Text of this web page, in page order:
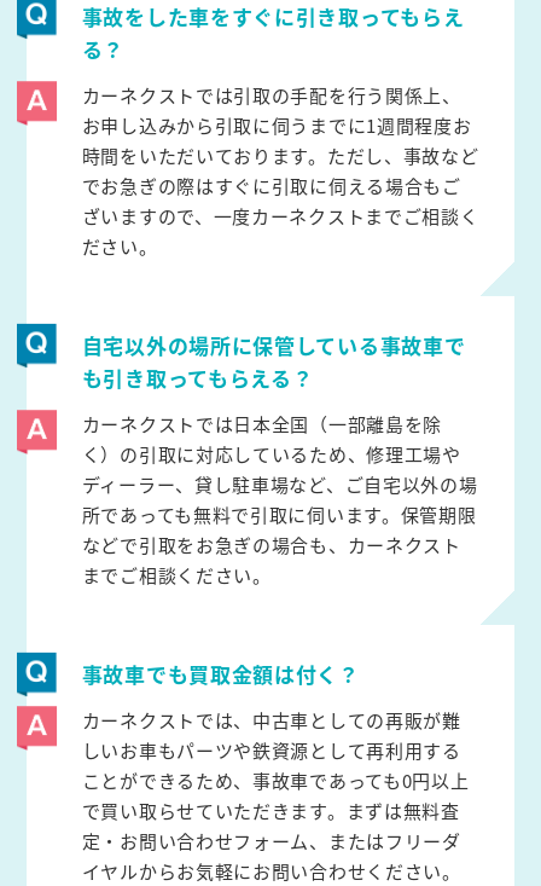
事故をした車をすぐに引き取ってもらえ
る？
カーネクストでは引取の手配を行う関係上、
お申し込みから引取に伺うまでに1週間程度お
時間をいただいております。ただし、事故など
でお急ぎの際はすぐに引取に伺える場合もご
ざいますので、一度カーネクストまでご相談く
ださい。
自宅以外の場所に保管している事故車で
も引き取ってもらえる？
カーネクストでは日本全国（一部離島を除
く）の引取に対応しているため、修理工場や
ディーラー、貸し駐車場など、ご自宅以外の場
所であっても無料で引取に伺います。保管期限
などで引取をお急ぎの場合も、カーネクスト
までご相談ください。
事故車でも買取金額は付く？
カーネクストでは、中古車としての再販が難
しいお車もパーツや鉄資源として再利用する
ことができるため、事故車であっても0円以上
で買い取らせていただきます。まずは無料査
定・お問い合わせフォーム、またはフリーダ
イヤルからお気軽にお問い合わせください。